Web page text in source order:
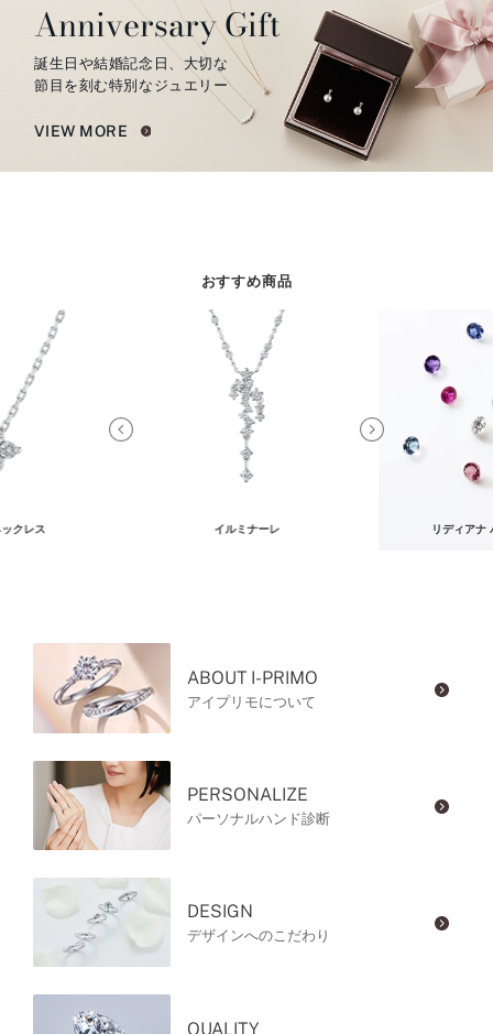
Anniversary Gift
誕生日や結婚記念日、大切な
節目を刻む特別なジュエリー
VIEW MORE
おすすめ商品
クレス イルミナーレ リディアナ
ABOUT I-PRIMO
アイプリモについて
PERSONALIZE
パーソナルハンド診断
DESIGN
デザインへのこだわり
QUALITY